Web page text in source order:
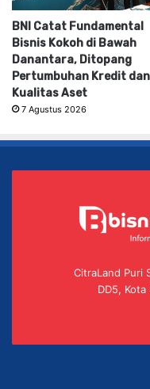
BNI Catat Fundamental
Bisnis Kokoh di Bawah
Danantara, Ditopang
Pertumbuhan Kredit dan
Kualitas Aset
7 Agustus 2026
CitraLand Puri
DD5,